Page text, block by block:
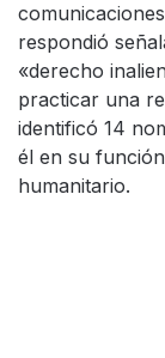
respondió
«derecho
practicar una
identificó 14
él en su
humanitario.